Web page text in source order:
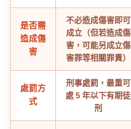
是否需
造成傷
害
不必造成傷害即可
成立（但若造成傷
害，可能另成立傷
害罪等相關罪責）
處罰方
式
刑事處罰，最重可
處 5 年以下有期徒
刑